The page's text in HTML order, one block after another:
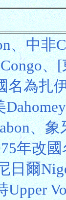
、中非
、
名為扎
、
年改
日爾
Upper